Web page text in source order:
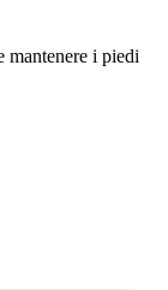
mantenere i piedi